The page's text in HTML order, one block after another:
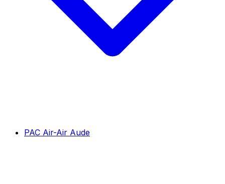
PAC Air-Air Aude